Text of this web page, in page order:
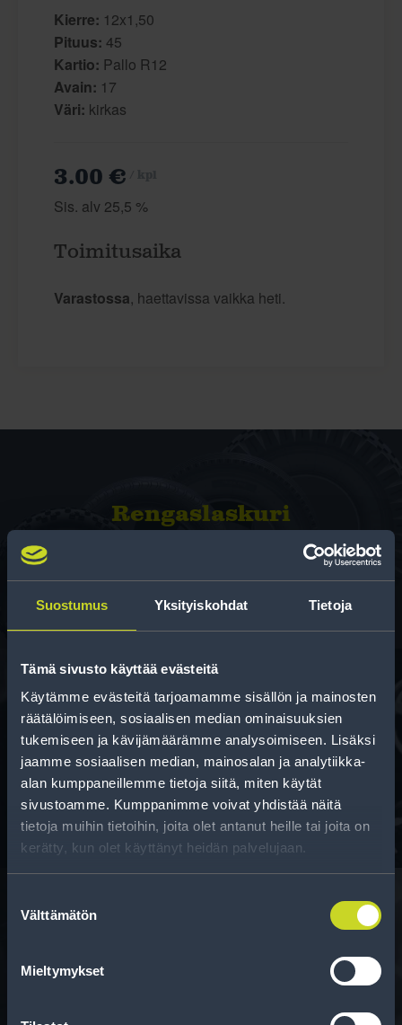
Suostumus Yksityiskohdat Tietoja
Tämä sivusto käyttää evästeitä
Käytämme evästeitä tarjoamamme sisällön ja mainosten
räätälöimiseen, sosiaalisen median ominaisuuksien
tukemiseen ja kävijämäärämme analysoimiseen. Lisäksi
jaamme sosiaalisen median, mainosalan ja analytiikka-
alan kumppaneillemme tietoja siitä, miten käytät
sivustoamme. Kumppanimme voivat yhdistää näitä
tietoja muihin tietoihin, joita olet antanut heille tai joita on
kerätty, kun olet käyttänyt heidän palvelujaan.
valinta
Välttämätön
Mieltymykset
Kierre: 12x1,50
Pituus: 45
Kartio: Pallo R12
Avain: 17
Väri: kirkas
3.00 €
Sis. alv 25,5 %
Toimitusaika
Varastossa, haettavissa vaikka heti.
Rengas­laskuri
Auttaa sinua valitsemaan oikean kokoisen renkaan,
Rahoitus
Tee ostoksesi RengasCenter-tilillä. Saat
maksuaikaa renkaillesi.
Tavallisen ihmisen tietoa merkinnöistä, renkaista ja